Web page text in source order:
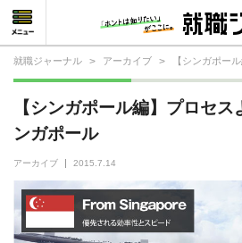
就職ジャーナル > アーカイブ > 【シンガポー
【シンガポール編】プロセ
ンガポール
アーカイブ 2015.7.14
就活相談
就活ノウハウ
仕事の選び方・ヒント
仕事とは？
就活コラム